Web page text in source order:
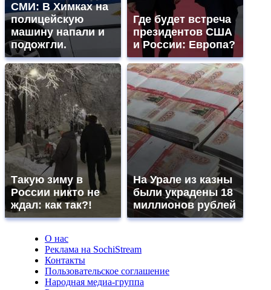
СМИ: В Химках на
полицейскую
машину напали и
подожгли.
Где будет встреча
президентов США
и России: Европа?
Такую зиму в
России никто не
ждал: как так?!
На Урале из казны
были украдены 18
миллионов рублей
О нас
Реклама на SochiStream
Контакты
Пользовательское соглашение
Народная медиа-группа